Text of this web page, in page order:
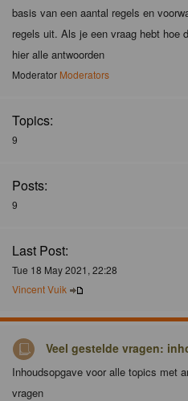
basis van een aantal regels en
regels uit. Als je een vraag hebt hoe
hier alle antwoorden
Moderator Moderators
Topics:
9
Posts:
9
Last Post:
Tue 18 May 2021, 22:28
Vincent Vuik
Veel gestelde vragen:
Inhoudsopgave voor alle topics met
vragen